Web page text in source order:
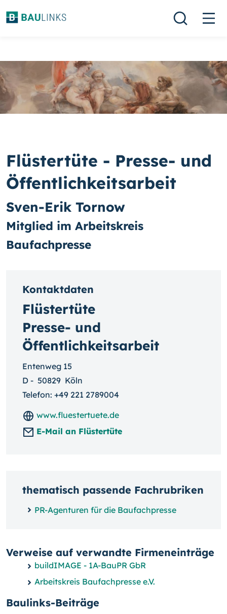
Flüstertüte - Presse- und
Öffentlichkeitsarbeit
Sven-Erik Tornow
Mitglied im Arbeitskreis
Baufachpresse
Kontaktdaten
Flüstertüte
Presse- und
Öffentlichkeitsarbeit
Entenweg 15
D - 50829 Köln
Telefon: +49 221 2789004
www.fluestertuete.de
E-Mail an Flüstertüte
thematisch passende Fachrubriken
PR-Agenturen für die Baufachpresse
Verweise auf verwandte Firmeneinträge
buildIMAGE - 1A-BauPR GbR
Arbeitskreis Baufachpresse e.V.
Baulinks-Beiträge